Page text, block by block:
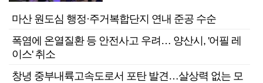
마산 원도심 행정·주거복합단지 연내 준공 수순
폭염에 온열질환 등 안전사고 우려… 양산시, '어필 레
이스' 취소
창녕 중부내륙고속도로서 포탄 발견…살상력 없는 모